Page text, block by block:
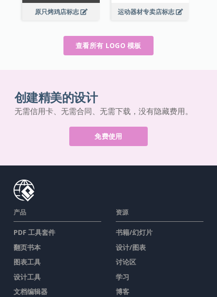
原只烤鸡店标志 运动器材专卖店标志
查看所有 LOGO 模板
创建精美的设计
无需信用卡、无需合同、无需下载，没有隐藏费用。
免费使用
产品
PDF 工具套件
翻页书本
图表工具
设计工具
文档编辑器
资源
书籍/幻灯片
设计/图表
讨论区
学习
博客